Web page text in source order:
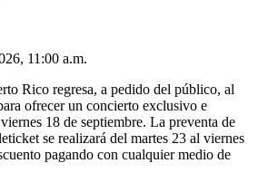
11:00 a.m.
Rico regresa, a pedido del público, al
ofrecer un concierto exclusivo e
18 de septiembre. La preventa de
se realizará del martes 23 al viernes
pagando con cualquier medio de